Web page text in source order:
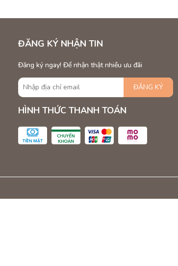
ĐĂNG KÝ NHẬN TIN
Đăng ký ngay! Để nhận thật nhiều ưu đãi
ĐĂNG KÝ
HÌNH THỨC THANH TOÁN